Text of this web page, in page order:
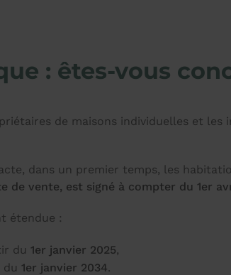
: êtes-vous
de maisons individuelles et
dans un premier temps, les
de vente, est signé à compter du 1er
étendue :
du 1er janvier 2025,
1er janvier 2034.